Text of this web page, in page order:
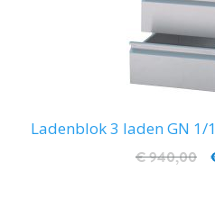
Ladenblok 3 laden GN
€ 940,00